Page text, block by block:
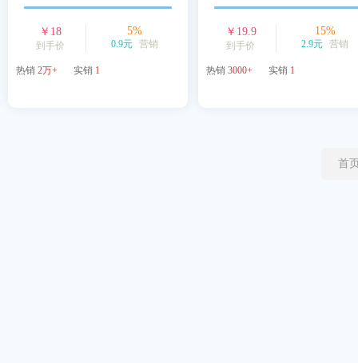
￥ 18
到手价
5%
0.9元 营销
热销 2万+ 实销 1
￥ 19.9
到手价
15%
2.9元 营销
热销 3000+ 实销 1
首